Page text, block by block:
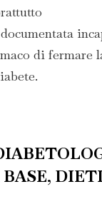
di fermare